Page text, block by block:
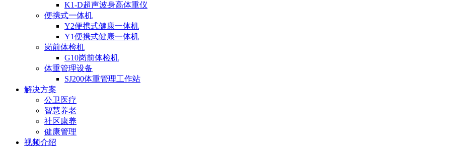
K1-D超声波身高体重仪
便携式一体机
Y2便携式健康一体机
Y1便携式健康一体机
岗前体检机
G10岗前体检机
体重管理设备
SJ200体重管理工作站
解决方案
公卫医疗
智慧养老
社区康养
健康管理
视频介绍